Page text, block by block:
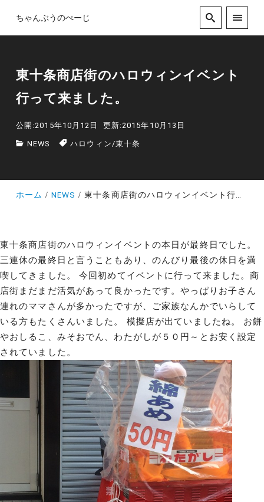
ちゃんぶうのぺーじ
東十条商店街のハロウィンイベント
行って来ました。
公開:2015年10月12日 更新:2015年10月13日
NEWS ハロウィン /東十条
ホーム NEWS 東十条商店街のハロウィンイベント行って来ました。
東十条商店街のハロウィンイベントの本日が最終日でした。
三連休の最終日と言うこともあり、のんびり最後の休日を満
喫してきました。 今回初めてイベントに行って来ました。商
店街まだまだ活気があって良かったです。やっぱりお子さん
連れのママさんが多かったですが、ご家族なんかでいらして
いる方もたくさんいました。 模擬店が出ていましたね。 お餅
やおしるこ、みそおでん、わたがしが５０円～とお安く設定
されていました。